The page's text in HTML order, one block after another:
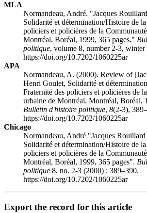
MLA
Normandeau, André. "Jacques
Solidarité et détermination/Histoire de
policiers et policières de la
Montréal, Boréal, 1999, 365 pages."
politique, volume 8, number 2-3,
https://doi.org/10.7202/1060225ar
APA
Normandeau, A. (2000). Review of
Henri Goulet, Solidarité et
Fraternité des policiers et policières de
urbaine de Montréal, Montréal, Boréal,
Bulletin d'histoire politique, 8(2-3),
https://doi.org/10.7202/1060225ar
Chicago
Normandeau, André "Jacques
Solidarité et détermination/Histoire de
policiers et policières de la
Montréal, Boréal, 1999, 365 pages".
politique 8, no. 2-3 (2000) : 389–390.
https://doi.org/10.7202/1060225ar
Export the record for this article